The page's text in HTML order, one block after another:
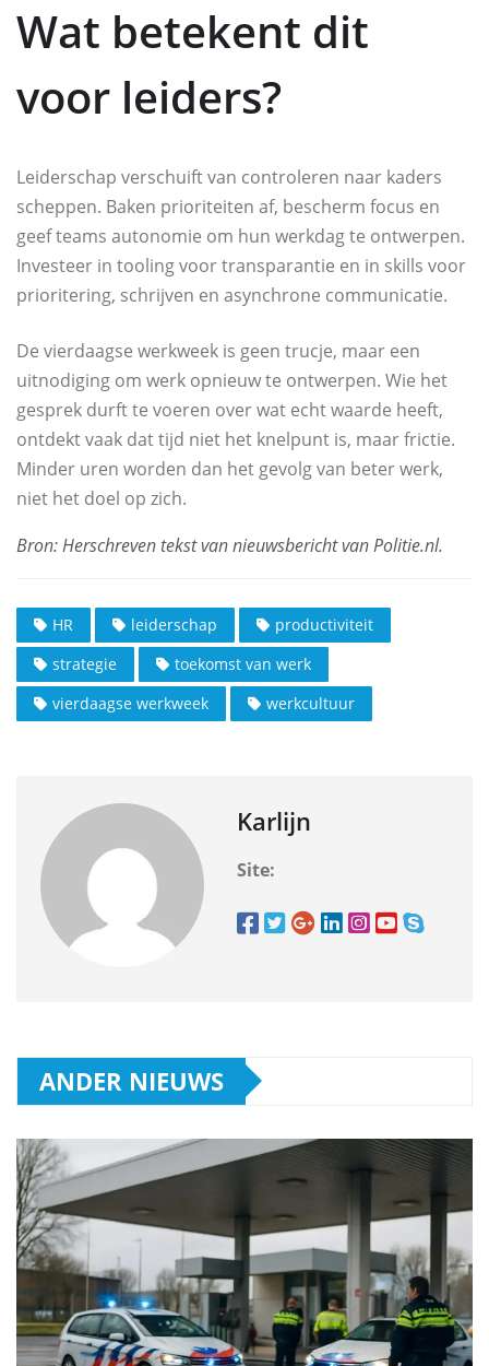
Wat betekent dit
voor leiders?
Leiderschap verschuift van controleren naar kaders
scheppen. Baken prioriteiten af, bescherm focus en
geef teams autonomie om hun werkdag te ontwerpen.
Investeer in tooling voor transparantie en in skills voor
prioritering, schrijven en asynchrone communicatie.
De vierdaagse werkweek is geen trucje, maar een
uitnodiging om werk opnieuw te ontwerpen. Wie het
gesprek durft te voeren over wat echt waarde heeft,
ontdekt vaak dat tijd niet het knelpunt is, maar frictie.
Minder uren worden dan het gevolg van beter werk,
niet het doel op zich.
HR leiderschap
productiviteit
strategie
toekomst van werk
vierdaagse werkweek
werkcultuur
Karlijn
Site:
ANDER NIEUWS